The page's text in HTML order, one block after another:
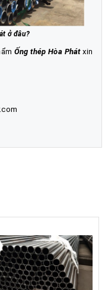
ở đâu?
Ống thép Hòa Phátxin